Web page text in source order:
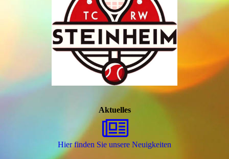
Aktuelles
Hier finden Sie unsere Neuigkeiten